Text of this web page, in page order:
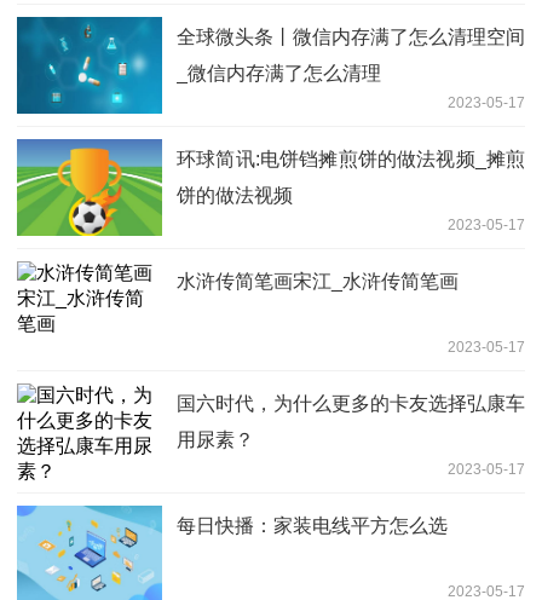
全球微头条丨微信内存满了怎么清理空间
_微信内存满了怎么清理
2023-05-17
环球简讯:电饼铛摊煎饼的做法视频_摊煎
饼的做法视频
2023-05-17
水浒传简笔画宋江_水浒传简笔画
2023-05-17
国六时代，为什么更多的卡友选择弘康车
用尿素？
2023-05-17
每日快播：家装电线平方怎么选
2023-05-17